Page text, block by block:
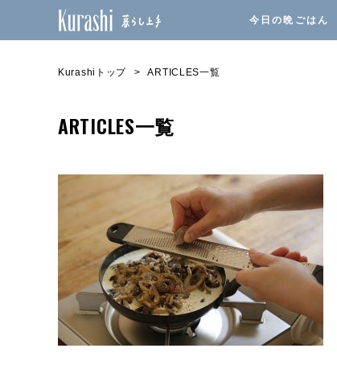
今日の晩ごはん
Kurashiトップ ARTICLES一覧
ARTICLES一覧